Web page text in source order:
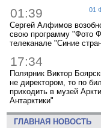
01
01:39
Сергей Алфимов
свою программу "Фото
телеканале "Синие
17:34
Полярник Виктор
не директором, то по
приходить в музей
Антарктики"
ГЛАВНАЯ НОВОСТЬ